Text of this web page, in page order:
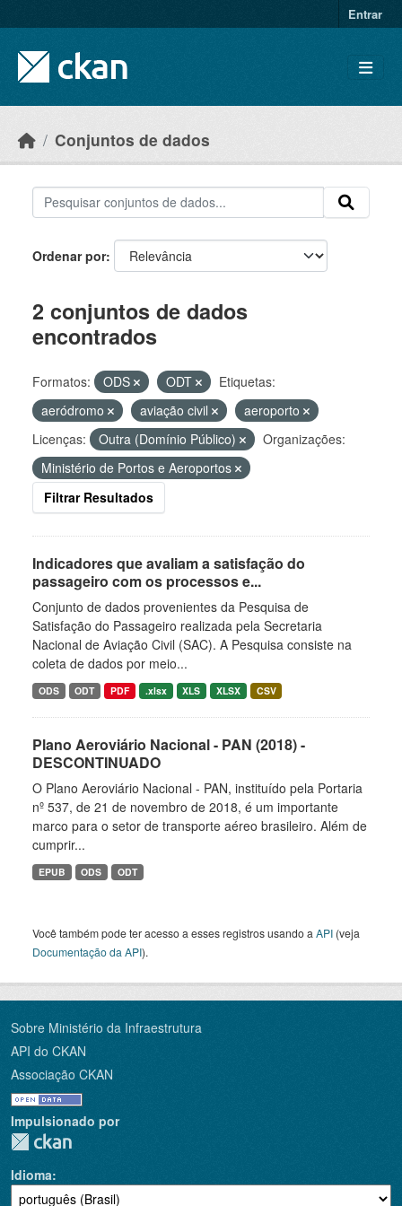
Entrar
Conjuntos de dados
Ordenar por
2 conjuntos de dados
encontrados
Formatos: ODS ODT
Etiquetas:
aeródromo
aviação civil
aeroporto
Licenças:
Outra (Domínio Público)
Organizações:
Ministério de Portos e Aeroportos
Filtrar Resultados
Indicadores que avaliam a satisfação do
passageiro com os processos e...
Conjunto de dados provenientes da Pesquisa de
Satisfação do Passageiro realizada pela Secretaria
Nacional de Aviação Civil (SAC). A Pesquisa consiste na
coleta de dados por meio...
ODS ODT PDF .xlsx XLS XLSX CSV
Plano Aeroviário Nacional - PAN (2018) -
DESCONTINUADO
O Plano Aeroviário Nacional - PAN, instituído pela Portaria
nº 537, de 21 de novembro de 2018, é um importante
marco para o setor de transporte aéreo brasileiro. Além de
cumprir...
EPUB ODS ODT
Você também pode ter acesso a esses registros usando a API (veja
Documentação da API).
Sobre Ministério da Infraestrutura
API do CKAN
Associação CKAN
Impulsionado por
Idioma